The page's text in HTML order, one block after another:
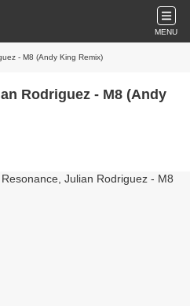
MENU
- M8 (Andy King Remix)
Rodriguez - M8 (Andy